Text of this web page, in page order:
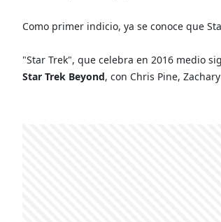
Como primer indicio, ya se conoce que
"Star Trek", que celebra en 2016 medio
Star Trek Beyond, con Chris Pine,